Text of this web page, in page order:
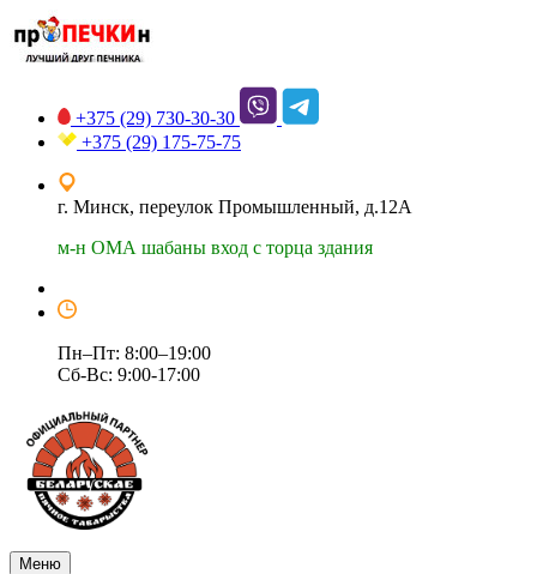
+375 (29) 730-30-30
+375 (29) 175-75-75
г. Минск, переулок Промышленный, д.12А
м-н ОМА шабаны вход с торца здания
Пн–Пт: 8:00–19:00
Сб-Вс: 9:00-17:00
Меню